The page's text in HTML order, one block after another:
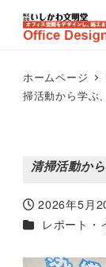
ホームページ
掃活動から学ぶ
清掃活動か
投稿日
2026年5月
カテゴリー（実
レポート・